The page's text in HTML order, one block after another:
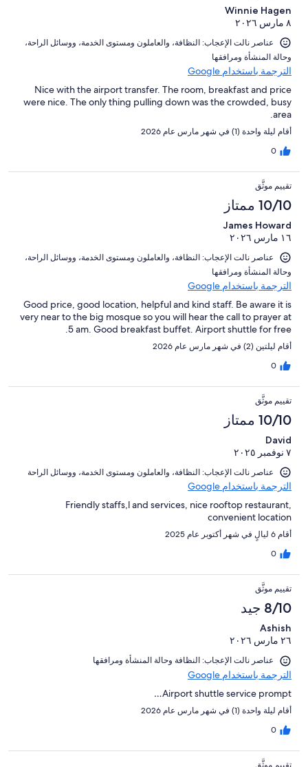
Winnie Hagen
٨ مارس ٢٠٢٦
عناصر نالت الإعجاب: ⁦النظافة⁩، و⁦العاملون ومستوى الخدمة⁩، و⁦وسائل الراحة⁩،
و⁦حالة المنشأة ومرافقها⁩
الترجمة باستخدام Google
Nice with the airport transfer. The room, breakfast and price
were nice. The only thing pulling down was the crowded, busy
area.
أقام ليلة واحدة (1) في شهر مارس عام 2026
0
تقييم موثَّق
10/10 ممتاز
James Howard
١٦ مارس ٢٠٢٦
عناصر نالت الإعجاب: ⁦النظافة⁩، و⁦العاملون ومستوى الخدمة⁩، و⁦وسائل الراحة⁩،
و⁦حالة المنشأة ومرافقها⁩
الترجمة باستخدام Google
Good price, good location, helpful and kind staff. Be aware it is
very near to the big mosque so you will hear the call to prayer at
5 am. Good breakfast buffet. Airport shuttle for free.
أقام ليلتين (2) في شهر مارس عام 2026
0
تقييم موثَّق
10/10 ممتاز
David
٧ نوفمبر ٢٠٢٥
عناصر نالت الإعجاب: ⁦النظافة⁩، و⁦العاملون ومستوى الخدمة⁩، و⁦وسائل الراحة⁩
الترجمة باستخدام Google
Friendly staffs,l and services, nice rooftop restaurant,
convenient location
أقام 6 ليالٍ في شهر أكتوبر عام 2025
0
تقييم موثَّق
8/10 جيد
Ashish
٢٦ مارس ٢٠٢٦
عناصر نالت الإعجاب: ⁦النظافة⁩ و⁦حالة المنشأة ومرافقها⁩
الترجمة باستخدام Google
Airport shuttle service prompt…
أقام ليلة واحدة (1) في شهر مارس عام 2026
0
تقييم موثَّق